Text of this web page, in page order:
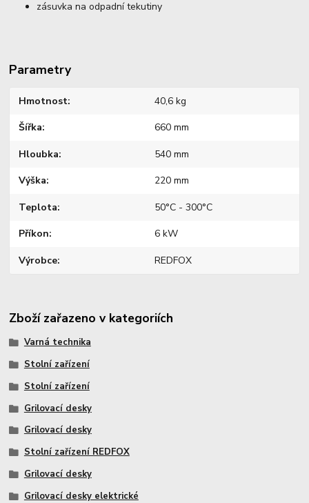
zásuvka na odpadní tekutiny
Parametry
Hmotnost 40,6 kg
Šířka 660 mm
Hloubka 540 mm
Výška 220 mm
Teplota 50°C - 300°C
Příkon 6 kW
Výrobce REDFOX
Zboží zařazeno v kategoriích
Varná technika
Stolní zařízení
Stolní zařízení
Grilovací desky
Grilovací desky
Stolní zařízení REDFOX
Grilovací desky
Grilovací desky elektrické